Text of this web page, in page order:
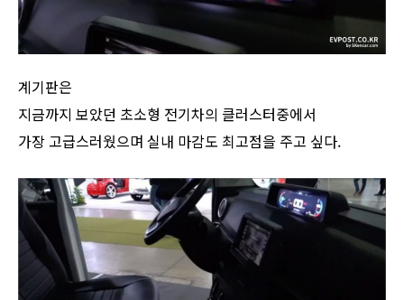
계기판은
지금까지 보았던 초소형 전기차의 클러스터중에서
가장 고급스러웠으며 실내 마감도 최고점을 주고 싶다.